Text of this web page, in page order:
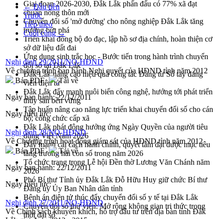
Giai đoạn 2026-2030, Đắk Lắk phấn đấu có 77% xã đạt
chuẩn nông thôn mới
Chuyển đổi số 'mở đường' cho nông nghiệp Đắk Lắk tăng
trưởng bứt phá
Triển khai đồng bộ đo đạc, lập hồ sơ địa chính, hoàn thiện cơ
sở dữ liệu đất đai
Ứng dụng sinh trắc học - Bước tiến trong hành trình chuyển
đổi số tại Đắk Lắk
Đắk Lắk nâng cao hiệu quả công tác Đảng từ Sổ tay đảng
viên điện tử
Đắk Lắk đẩy mạnh nuôi biển công nghệ, hướng tới phát triển
thủy sản bền vững
Tập huấn nâng cao năng lực triển khai chuyển đổi số cho cán
bộ, công chức cấp xã
Đắk Lắk phát động hưởng ứng Ngày Quyền của người tiêu
dùng Việt Nam 2026
Đẩy mạnh cải cách hành chính, quyết tâm đạt được mục tiêu
tăng trưởng hai con số trong năm 2026
Tổ chức trang trọng Lễ hội Đền thờ Lương Văn Chánh năm
2026
Phó Bí thư Tỉnh ủy Đắk Lắk Đỗ Hữu Huy giữ chức Bí thư
Đảng ủy Ủy Ban Nhân dân tỉnh
Bệnh án điện tử thúc đẩy chuyển đổi số y tế tại Đắk Lắk
Chuyển đổi số thư viện: Mở rộng không gian tri thức trong
thời đại số
← Đầu tiên
Trước
Tiếp theo
Cuối cùng →
Nghị định 29/2011/NQ-HĐND
Về chương trình ban hành Nghị quyết của HĐND tỉnh năm 2012
Bản PDF
Tải về
Ngày ban hành:22/12/2011
Ngày hiệu lực:
Nghị định 28/NQ-HĐND
Về Chương trình hoạt động giám sát của HĐND tỉnh năm 2012
Bản PDF
Tải về
Ngày ban hành:22/12/2011
Ngày hiệu lực:
Nghị định 27/2011/NQ-HĐND
Về Chính sách khuyến khích, hỗ trợ đầu tư trên địa bàn tỉnh Đắk